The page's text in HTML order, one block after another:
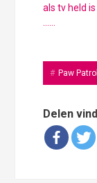
als tv held
……
Paw Patrol
Delen